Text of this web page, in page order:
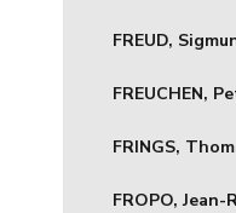
FREUD,
FREUCHEN,
FRINGS,
FROPO, Jean-